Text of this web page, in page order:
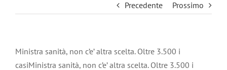
Precedente Prossimo
Ministra sanità, non c’e’ altra scelta. Oltre 3.500 i
casiMinistra sanità, non c’e’ altra scelta. Oltre 3.500 i